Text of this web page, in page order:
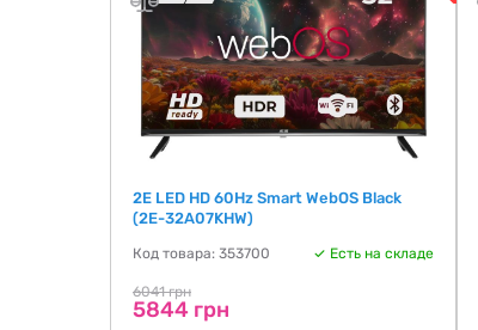
2E LED HD 60Hz Smart WebOS Black
(2E-32A07KHW)
Код товара: 353700 Есть на складе
6041 грн
5844 грн